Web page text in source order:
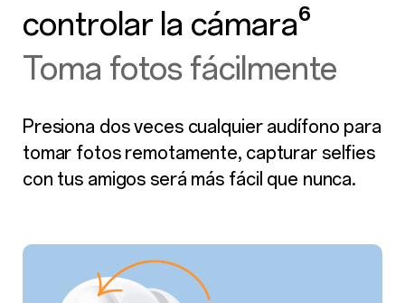
controlar la cámara⁶
Toma fotos fácilmente
Presiona dos veces cualquier audífono para
tomar fotos remotamente, capturar selfies
con tus amigos será más fácil que nunca.